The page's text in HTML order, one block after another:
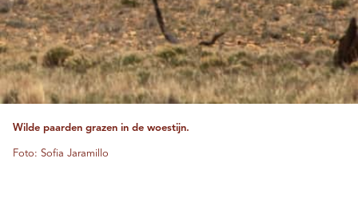
Wilde paarden grazen in de woestijn.
Foto: Sofia Jaramillo